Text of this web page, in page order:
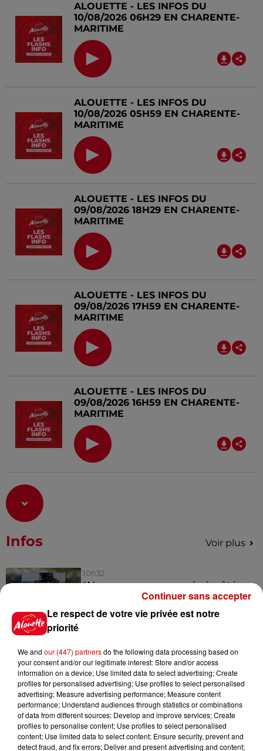
ALOUETTE - LES INFOS DU
10/08/2026 06H29 EN CHARENTE-
MARITIME
ALOUETTE - LES INFOS DU
10/08/2026 05H59 EN CHARENTE-
MARITIME
ALOUETTE - LES INFOS DU
09/08/2026 18H29 EN CHARENTE-
MARITIME
ALOUETTE - LES INFOS DU
09/08/2026 17H59 EN CHARENTE-
MARITIME
ALOUETTE - LES INFOS DU
09/08/2026 16H59 EN CHARENTE-
MARITIME
Infos Voir plus
10h32
"Nous sommes passés à côté
d'un drame" : une voiture chute
sur la...
7h06
Soupçonné d'incendies en
Deux-Sèvres et en Maine-et-
Loire, un homme...
9 août 2026
SNCF : attention à ce faux SMS
Le respect de votre vie privée est notre
priorité
We and our (447) partnersdo the following data processing based on
your consent and/or our legitimate interest: Store and/or access
information on a device; Use limited data to select advertising; Create
profiles for personalised advertising; Use profiles to select personalised
advertising; Measure advertising performance; Measure content
performance; Understand audiences through statistics or combinations
of data from different sources; Develop and improve services; Create
profiles to personalise content; Use profiles to select personalised
content; Use limited data to select content; Ensure security, prevent and
detect fraud, and fix errors; Deliver and present advertising and content;
Continuer sans accepter